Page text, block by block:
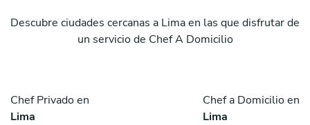
Descubre ciudades cercanas a Lima en las que disfrutar de
un servicio de Chef A Domicilio
Chef Privado en
Lima
Chef a Domicilio en
Lima